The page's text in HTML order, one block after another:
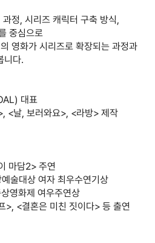
정, 시리즈 캐릭터 구축 방식,
중심으로
영화가 시리즈로 확장되는 과정과
니다.
대표
<날, 보러와요>, <라방> 제작
마담2> 주연
술대상 여자 최우수연기상
영화제 여우주연상
>, <결혼은 미친 짓이다> 등 출연